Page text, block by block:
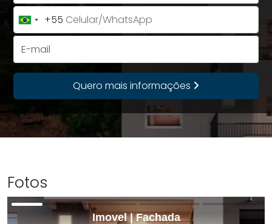
Brazil
+55
+55
Quero mais informações
Fotos
Imovel | Fachada